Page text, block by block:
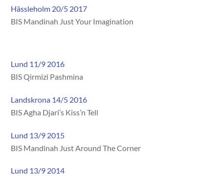
Hässleholm 20/5 2017
BIS Mandinah Just Your Imagination
Lund 11/9 2016
BIS Qirmizi Pashmina
Landskrona 14/5 2016
BIS Agha Djari’s Kiss’n Tell
Lund 13/9 2015
BIS Mandinah Just Around The Corner
Lund 13/9 2014